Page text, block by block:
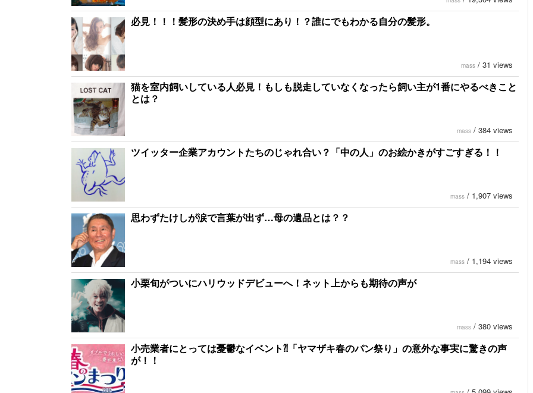
必見！！！髪形の決め手は顔型にあり！？誰にでもわかる自分の髪形。
mass / 31 views
猫を室内飼いしている人必見！もしも脱走していなくなったら飼い主が1番にやるべきこと
とは？
mass / 384 views
ツイッター企業アカウントたちのじゃれ合い？「中の人」のお絵かきがすごすぎる！！
mass / 1,907 views
思わずたけしが涙で言葉が出ず…母の遺品とは？？
mass / 1,194 views
小栗旬がついにハリウッドデビューへ！ネット上からも期待の声が
mass / 380 views
小売業者にとっては憂鬱なイベント⁈「ヤマザキ春のパン祭り」の意外な事実に驚きの声
が！！